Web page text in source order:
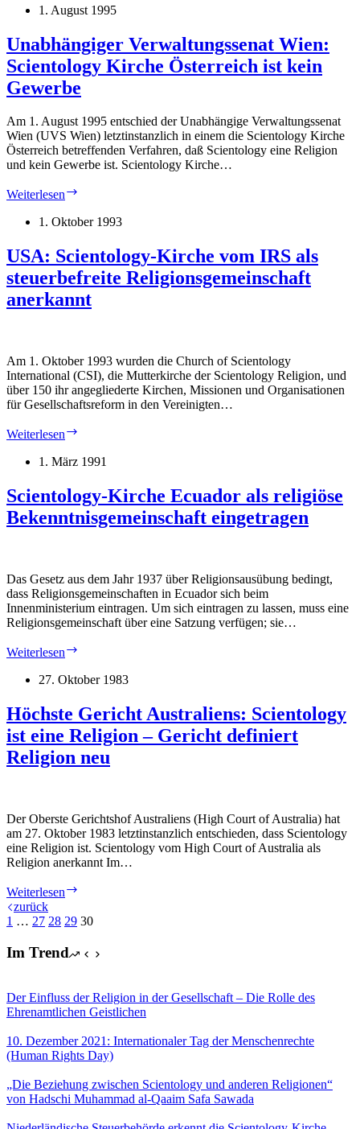
in
Religionsgemeinschaft
eingetragen
1. August 1995
Unabhängiger Verwaltungssenat Wien:
Scientology Kirche Österreich ist kein
Gewerbe
Am 1. August 1995 entschied der Unabhängige Verwaltungssenat
Wien (UVS Wien) letztinstanzlich in einem die Scientology Kirche
Österreich betreffenden Verfahren, daß Scientology eine Religion
und kein Gewerbe ist. Scientology Kirche…
Weiterlesen
Wien:
Kirche
Österreich
ist
kein
Gewerbe
1. Oktober 1993
USA: Scientology-Kirche vom IRS als
steuerbefreite Religionsgemeinschaft
anerkannt
Am 1. Oktober 1993 wurden die Church of Scientology
International (CSI), die Mutterkirche der Scientology Religion, und
über 150 ihr angegliederte Kirchen, Missionen und Organisationen
für Gesellschaftsreform in den Vereinigten…
Weiterlesen
Kirche
als
steuerbefreite
Religionsgemeinschaft
1. März 1991
Scientology-Kirche Ecuador als religiöse
Bekenntnisgemeinschaft eingetragen
Das Gesetz aus dem Jahr 1937 über Religionsausübung bedingt,
dass Religionsgemeinschaften in Ecuador sich beim
Innenministerium eintragen. Um sich eintragen zu lassen, muss eine
Religionsgemeinschaft über eine Satzung verfügen; sie…
Weiterlesen
Ecuador
religiöse
Bekenntnisgemeinschaft
eingetragen
27. Oktober 1983
Höchste Gericht Australiens: Scientology
ist eine Religion – Gericht definiert
Religion neu
Der Oberste Gerichtshof Australiens (High Court of Australia) hat
am 27. Oktober 1983 letztinstanzlich entschieden, dass Scientology
eine Religion ist. Scientology vom High Court of Australia als
Religion anerkannt Im…
Weiterlesen
Australiens:
eine
–
Gericht
definiert
Religion
neu
zurück
1 … 27 28 29 30
Im Trend
Der Einfluss der Religion in der Gesellschaft – Die Rolle des
Ehrenamtlichen Geistlichen
10. Dezember 2021: Internationaler Tag der Menschenrechte
(Human Rights Day)
„Die Beziehung zwischen Scientology und anderen Religionen“
von Hadschi Muhammad al-Qaaim Safa Sawada